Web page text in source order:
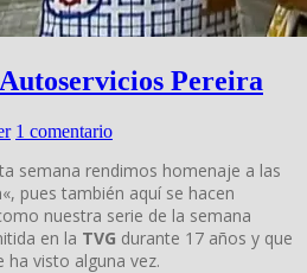
Pereira
1 comentario
semana rendimos homenaje a las
«, pues también aquí se hacen
nuestra serie de la semana
en la TVG durante 17 años y que
visto alguna vez.